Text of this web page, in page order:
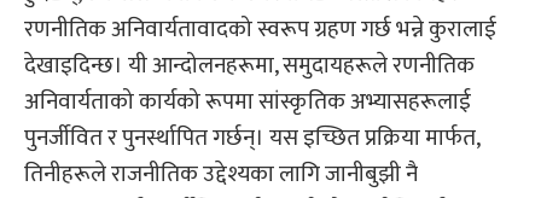
रणनीतिक अनिवार्यतावादको स्वरूप ग्रहण गर्छ भन्ने कुरालाई
देखाइदिन्छ। यी आन्दोलनहरूमा, समुदायहरूले रणनीतिक
अनिवार्यताको कार्यको रूपमा सांस्कृतिक अभ्यासहरूलाई
पुनर्जीवित र पुनर्स्थापित गर्छन्। यस इच्छित प्रक्रिया मार्फत,
तिनीहरूले राजनीतिक उद्देश्यका लागि जानीबुझी नै